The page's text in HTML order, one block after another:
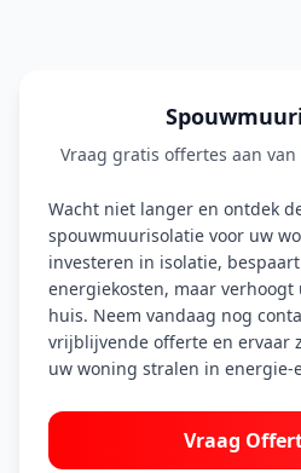
Vraag gratis offertes aan
Wacht niet langer en ontdek
spouwmuurisolatie voor uw
investeren in isolatie,
energiekosten, maar
huis. Neem vandaag nog
vrijblijvende offerte en ervaar
uw woning stralen in energie-
Vraag